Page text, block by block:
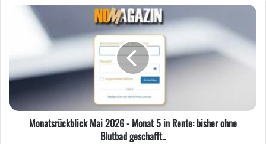
Monatsrückblick
5
Rente:
bisher
Monatsrückblick Mai 2026 - Monat 5 in Rente: bisher ohne
Blutbad geschafft..